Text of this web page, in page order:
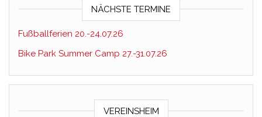
NÄCHSTE TERMINE
Fußballferien 20.-24.07.26
Bike Park Summer Camp 27.-31.07.26
VEREINSHEIM